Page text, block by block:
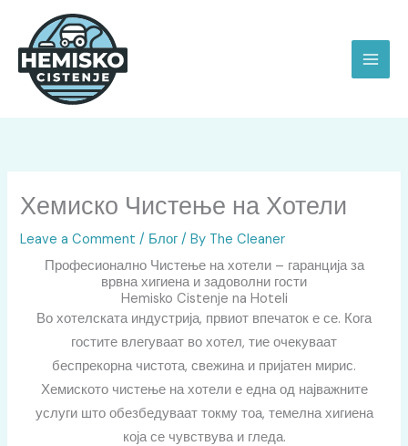
content
Хемиско Чистење на Хотели
Leave a Comment / Блог / By The Cleaner
Професионално Чистење на хотели – гаранција за
врвна хигиена и задоволни гости
Hemisko Cistenje na Hoteli
Во хотелската индустрија, првиот впечаток е се. Кога
гостите влегуваат во хотел, тие очекуваат
беспрекорна чистота, свежина и пријатен мирис.
Хемиското чистење на хотели е една од најважните
услуги што обезбедуваат токму тоа, темелна хигиена
која се чувствува и гледа.